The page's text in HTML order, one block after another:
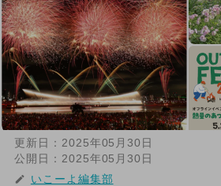
更新日： 2025年05月30日
公開日： 2025年05月30日
いこーよ編集部